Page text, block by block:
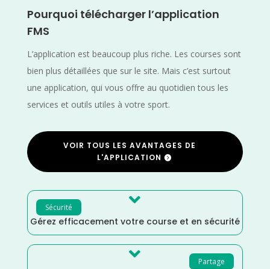
Pourquoi télécharger l’application
FMS
L’application est beaucoup plus riche. Les courses sont
bien plus détaillées que sur le site. Mais c’est surtout
une application, qui vous offre au quotidien tous les
services et outils utiles à votre sport.
VOIR TOUS LES AVANTAGES DE
L'APPLICATION
Sécurité 
Gérez efficacement votre course et en sécurité
Partage
